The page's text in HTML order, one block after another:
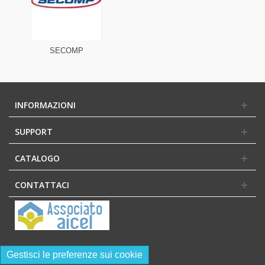
SECOMP
INFORMAZIONI
SUPPORT
CATALOGO
CONTATTACI
Gestisci le preferenze sui cookie